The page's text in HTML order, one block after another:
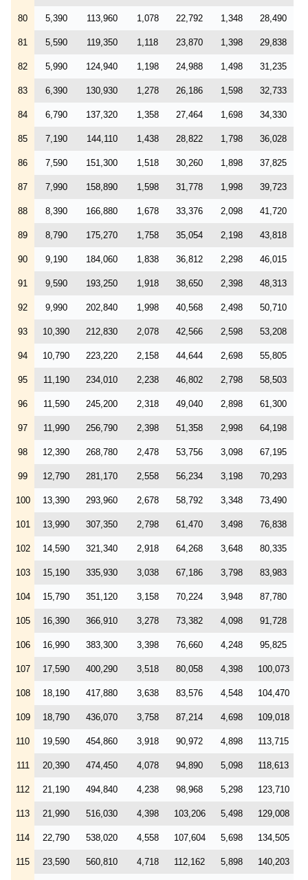
80 5,390 113,960 1,078 22,792 1,348 28,490
81 5,590 119,350 1,118 23,870 1,398 29,838
82 5,990 124,940 1,198 24,988 1,498 31,235
83 6,390 130,930 1,278 26,186 1,598 32,733
84 6,790 137,320 1,358 27,464 1,698 34,330
85 7,190 144,110 1,438 28,822 1,798 36,028
86 7,590 151,300 1,518 30,260 1,898 37,825
87 7,990 158,890 1,598 31,778 1,998 39,723
88 8,390 166,880 1,678 33,376 2,098 41,720
89 8,790 175,270 1,758 35,054 2,198 43,818
90 9,190 184,060 1,838 36,812 2,298 46,015
91 9,590 193,250 1,918 38,650 2,398 48,313
92 9,990 202,840 1,998 40,568 2,498 50,710
93 10,390 212,830 2,078 42,566 2,598 53,208
94 10,790 223,220 2,158 44,644 2,698 55,805
95 11,190 234,010 2,238 46,802 2,798 58,503
96 11,590 245,200 2,318 49,040 2,898 61,300
97 11,990 256,790 2,398 51,358 2,998 64,198
98 12,390 268,780 2,478 53,756 3,098 67,195
99 12,790 281,170 2,558 56,234 3,198 70,293
100 13,390 293,960 2,678 58,792 3,348 73,490
101 13,990 307,350 2,798 61,470 3,498 76,838
102 14,590 321,340 2,918 64,268 3,648 80,335
103 15,190 335,930 3,038 67,186 3,798 83,983
104 15,790 351,120 3,158 70,224 3,948 87,780
105 16,390 366,910 3,278 73,382 4,098 91,728
106 16,990 383,300 3,398 76,660 4,248 95,825
107 17,590 400,290 3,518 80,058 4,398 100,073
108 18,190 417,880 3,638 83,576 4,548 104,470
109 18,790 436,070 3,758 87,214 4,698 109,018
110 19,590 454,860 3,918 90,972 4,898 113,715
111 20,390 474,450 4,078 94,890 5,098 118,613
112 21,190 494,840 4,238 98,968 5,298 123,710
113 21,990 516,030 4,398 103,206 5,498 129,008
114 22,790 538,020 4,558 107,604 5,698 134,505
115 23,590 560,810 4,718 112,162 5,898 140,203